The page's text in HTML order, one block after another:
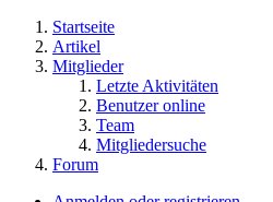
Startseite
Artikel
Mitglieder
Letzte Aktivitäten
Benutzer online
Team
Mitgliedersuche
Forum